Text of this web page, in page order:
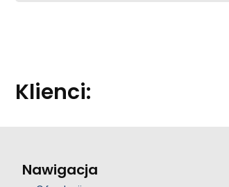
Klienci:
Nawigacja